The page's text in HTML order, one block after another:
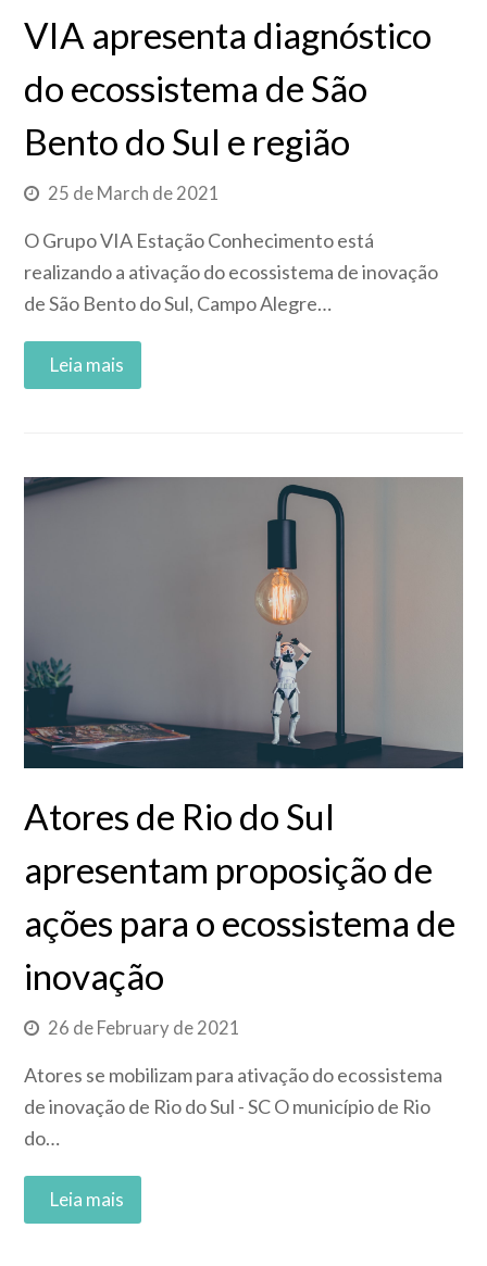
VIA apresenta diagnóstico
do ecossistema de São
Bento do Sul e região
25 de March de 2021
O Grupo VIA Estação Conhecimento está
realizando a ativação do ecossistema de inovação
de São Bento do Sul, Campo Alegre…
Atores de Rio do Sul
apresentam proposição de
ações para o ecossistema de
inovação
26 de February de 2021
Atores se mobilizam para ativação do ecossistema
de inovação de Rio do Sul - SC O município de Rio
do…